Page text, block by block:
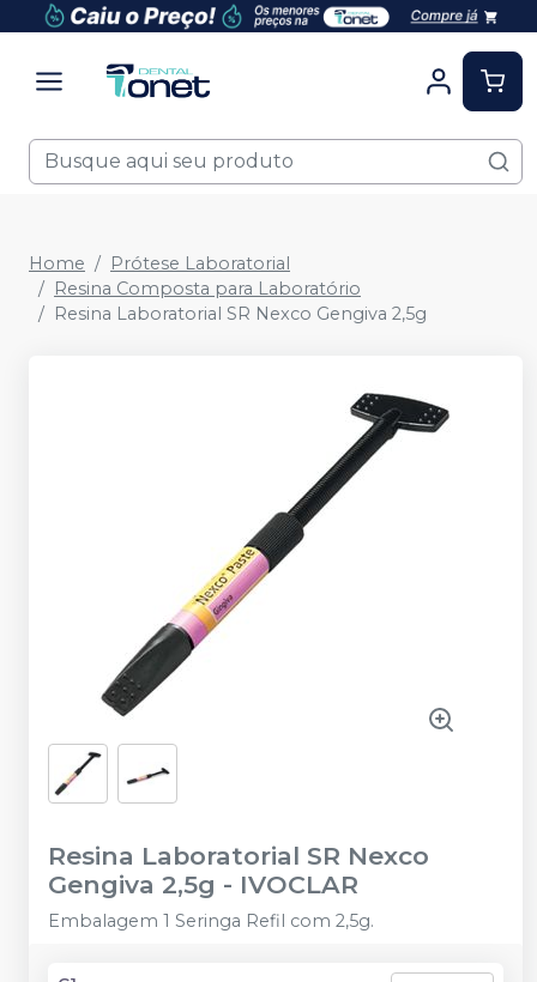
Home
Prótese Laboratorial
Resina Composta para Laboratório
Resina Laboratorial SR Nexco Gengiva 2,5g
Resina Laboratorial SR Nexco
Gengiva 2,5g - IVOCLAR
Embalagem 1 Seringa Refil com 2,5g.